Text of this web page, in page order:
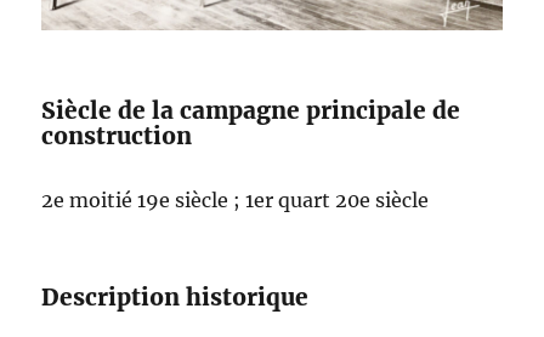
Siècle de la campagne principale de
construction
2e moitié 19e siècle ; 1er quart 20e siècle
Description historique